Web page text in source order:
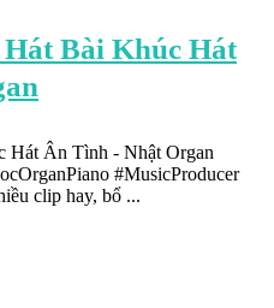
Bài Khúc Hát
Hát Ân Tình - Nhật Organ
#MusicProducer
clip hay, bổ ...